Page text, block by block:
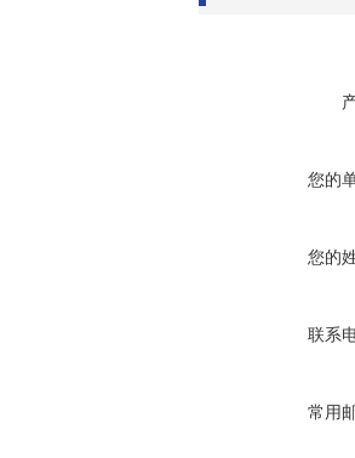
您的
您的
联系
常用